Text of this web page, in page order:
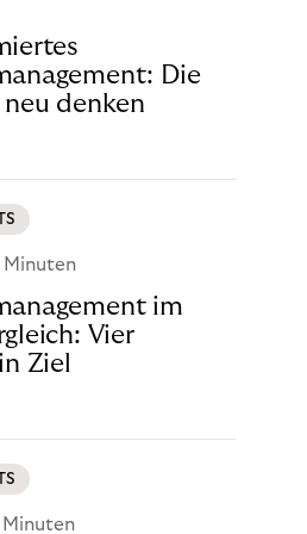
Die
denken
Minuten
im
Vier
Ziel
Minuten